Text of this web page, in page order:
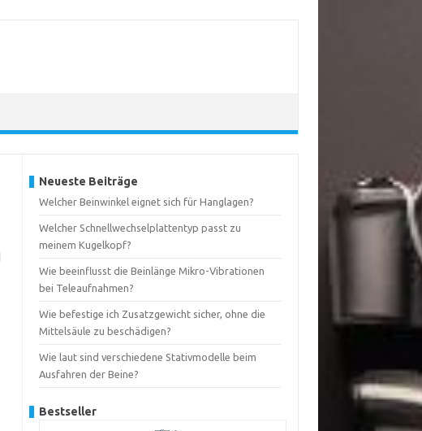
Neueste Beiträge
Welcher Beinwinkel eignet sich für Hanglagen?
Welcher Schnellwechselplattentyp passt zu
meinem Kugelkopf?
Wie beeinflusst die Beinlänge Mikro-Vibrationen
bei Teleaufnahmen?
Wie befestige ich Zusatzgewicht sicher, ohne die
Mittelsäule zu beschädigen?
Wie laut sind verschiedene Stativmodelle beim
Ausfahren der Beine?
Bestseller